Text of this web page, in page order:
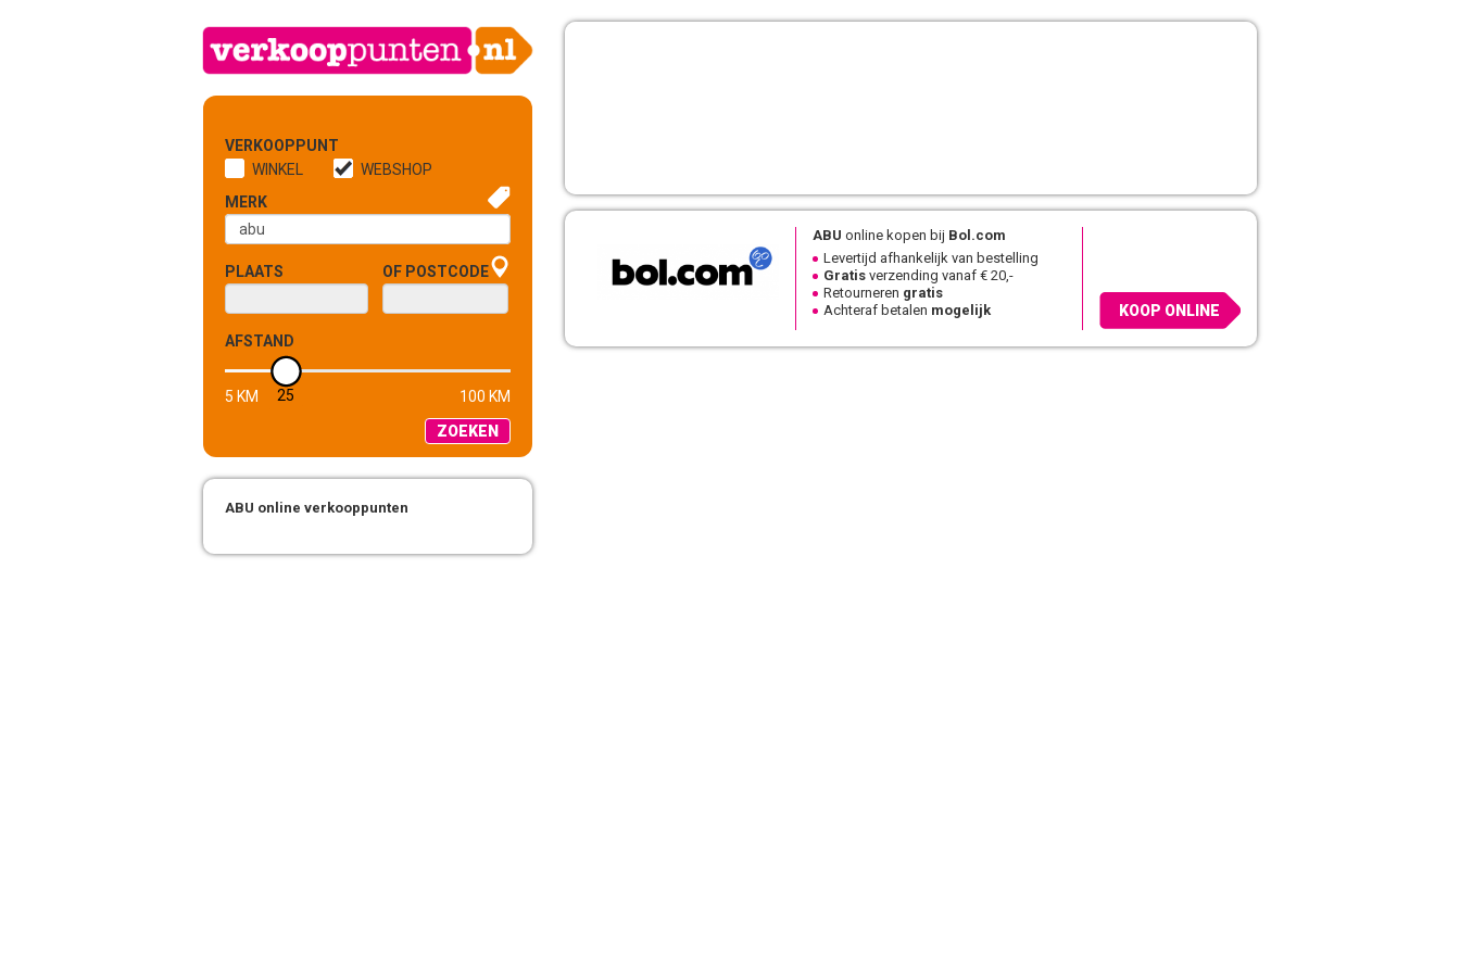
VERKOOPPUNT
WINKEL
WEBSHOP
MERK
PLAATS OF POSTCODE
AFSTAND
5 KM 25
100 KM
ZOEKEN
ABU online verkooppunten
ABU online kopen bij Bol.com
Levertijd afhankelijk van bestelling
Gratis verzending vanaf € 20,-
Retourneren gratis
Achteraf betalen mogelijk KOOP ONLINE